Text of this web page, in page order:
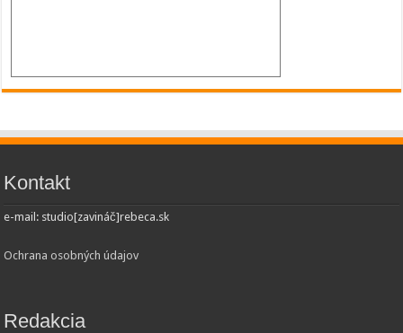
Kontakt
e-mail: studio[zavináč]rebeca.sk
Ochrana osobných údajov
Redakcia